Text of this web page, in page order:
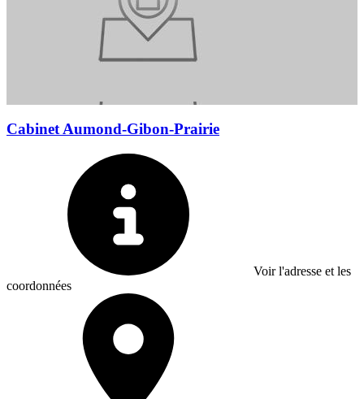
Cabinet Aumond-Gibon-Prairie
Voir l'adresse et les
coordonnées